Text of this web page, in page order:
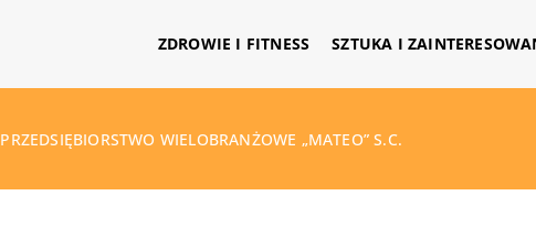
ZDROWIE I FITNESS SZTUKA I
PRZEDSIĘBIORSTWO WIELOBRANŻOWE „MATEO” S.C.